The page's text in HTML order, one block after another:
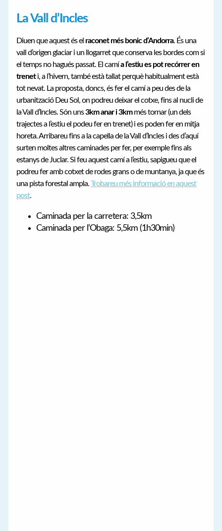
La Vall d’Incles
Diuen que aquest és el raconet més bonic d’Andorra. És una
vall d’origen glaciar i un llogarret que conserva les bordes com si
el temps no hagués passat. El camía l’estiu es pot recórrer en
treneti, a l’hivern, també està tallat perquè habitualment està
tot nevat. La proposta, doncs, és fer el camí a peu des de la
urbanització Deu Sol, on podreu deixar el cotxe, fins al nucli de
la Vall d’Incles. Són uns3km anar i 3kmmés tornar (un dels
trajectes a l’estiu el podeu fer en trenet) i es poden fer en mitja
horeta. Arribareu fins a la capella de la Vall d’Incles i des d’aquí
surten moltes altres caminades per fer, per exemple fins als
estanys de Juclar. Si feu aquest camí a l’estiu, sapigueu que el
podreu fer amb cotxet de rodes grans o de muntanya, ja que és
una pista forestal ampla.Trobareu més informació en aquest
post.
Caminada per la carretera: 3,5km
Caminada per l’Obaga: 5,5km (1h30min)